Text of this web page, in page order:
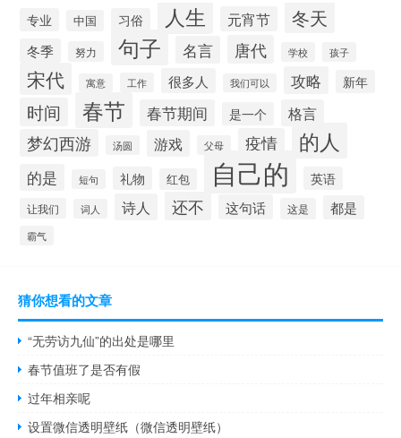
专业 中国 习俗 人生 元宵节 冬天
冬季 努力 句子 名言 唐代 学校 孩子
宋代 寓意 工作 很多人 我们可以 攻略 新年
时间 春节 春节期间 是一个 格言
梦幻西游 汤圆 游戏 父母 疫情 的人
的是 短句 礼物 红包 自己的 英语
让我们 词人 诗人 还不 这句话 这是 都是
霸气
猜你想看的文章
“无劳访九仙”的出处是哪里
春节值班了是否有假
过年相亲呢
设置微信透明壁纸（微信透明壁纸）